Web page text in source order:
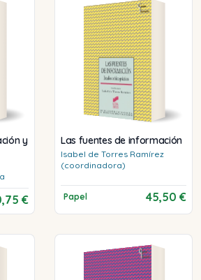
y
€
Las fuentes de información
Isabel de Torres Ramírez
(coordinadora)
Papel 45,50 €